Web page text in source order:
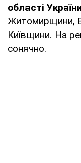
області
Житомирщини,
Київщини. На
сонячно.